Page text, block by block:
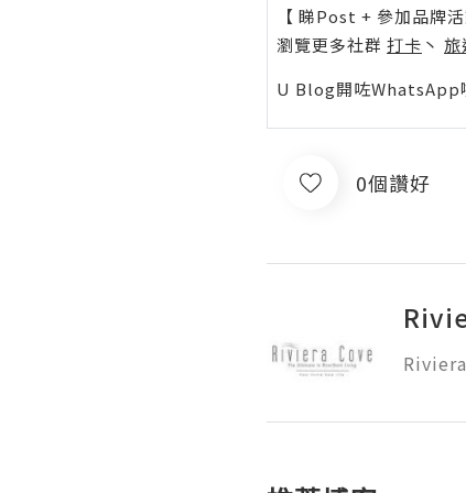
【 睇Post + 參加品牌活
瀏覽更多社群 打卡 丶 旅
U Blog開咗WhatsApp
0個讚好